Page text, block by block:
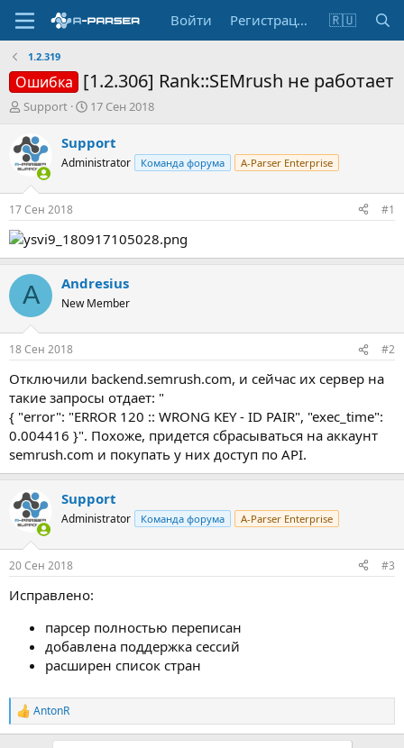
Войти Регистрация 🇷🇺
1.2.319
Ошибка [1.2.306] Rank::SEMrush не работает
А
т
о
р
т
е
м
ы
Support
Д
т
а
н
а
л
17 Сен 2018
Support
Administrator Команда форума A-Parser Enterprise
17 Сен 2018 #1
A Andresius
New Member
18 Сен 2018 #2
Отключили backend.semrush.com, и сейчас их сервер на
такие запросы отдает: "
{ "error": "ERROR 120 :: WRONG KEY - ID PAIR", "exec_time":
0.004416 }". Похоже, придется сбрасываться на аккаунт
semrush.com и покупать у них доступ по API.
Support
Administrator Команда форума A-Parser Enterprise
20 Сен 2018 #3
Исправлено:
парсер полностью переписан
добавлена поддержка сессий
расширен список стран
Р
е
AntonR